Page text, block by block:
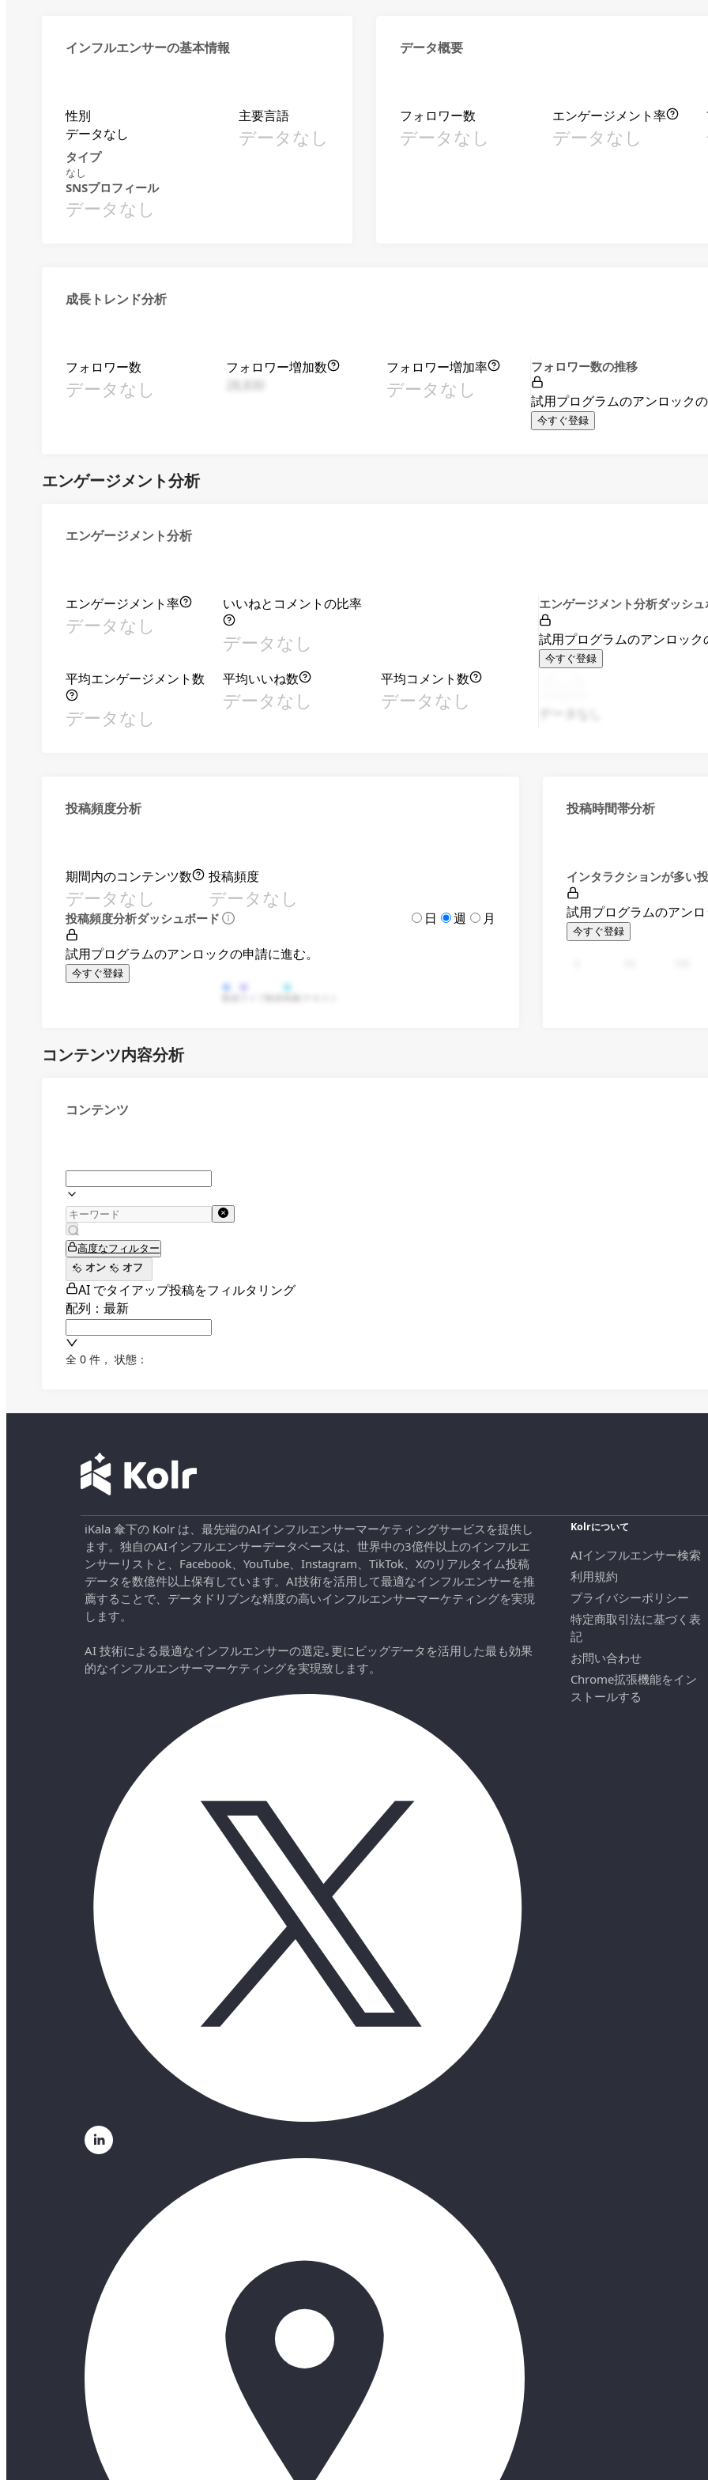
インフルエンサーの基本情報
性別
データなし
主要言語
データなし
タイプ
なし
SNSプロフィール
データなし
データ概要
フォロワー数
データなし
エンゲージメント率
データなし
成長トレンド分析
フォロワー数
データなし
フォロワー増加数
フォロワー増加率
データなし
フォロワー数の推移
試用プログラムのアンロックの
今すぐ登録
エンゲージメント分析
エンゲージメント分析
エンゲージメント率
データなし
いいねとコメントの比率
データなし
平均エンゲージメント数
データなし
平均いいね数
データなし
平均コメント数
データなし
エンゲージメント分析ダッシュ
試用プログラムのアンロック
今すぐ登録
投稿頻度分析
期間内のコンテンツ数
データなし
投稿頻度
データなし
投稿頻度分析ダッシュボード 日 週 月
試用プログラムのアンロックの申請に進む。
今すぐ登録
投稿時間帯分析
インタラクションが多い
試用プログラムのアンロ
今すぐ登録
コンテンツ内容分析
コンテンツ
高度なフィルター
オン
オフ
AI でタイアップ投稿をフィルタリング
配列：最新
全 0 件 ， 状態：
iKala 傘下の Kolr は、最先端のAIインフルエンサーマーケティングサービスを提供し
ます。独自のAIインフルエンサーデータベースは、世界中の3億件以上のインフルエ
ンサーリストと、Facebook、YouTube、Instagram、TikTok、Xのリアルタイム投稿
データを数億件以上保有しています。AI技術を活用して最適なインフルエンサーを推
薦することで、データドリブンな精度の高いインフルエンサーマーケティングを実現
します。
AI 技術による最適なインフルエンサーの選定｡更にビッグデータを活用した最も効果
的なインフルエンサーマーケティングを実現致します。
Kolrについて
AIインフルエンサー検索
利用規約
プライバシーポリシー
特定商取引法に基づく表
記
お問い合わせ
Chrome拡張機能をイン
ストールする